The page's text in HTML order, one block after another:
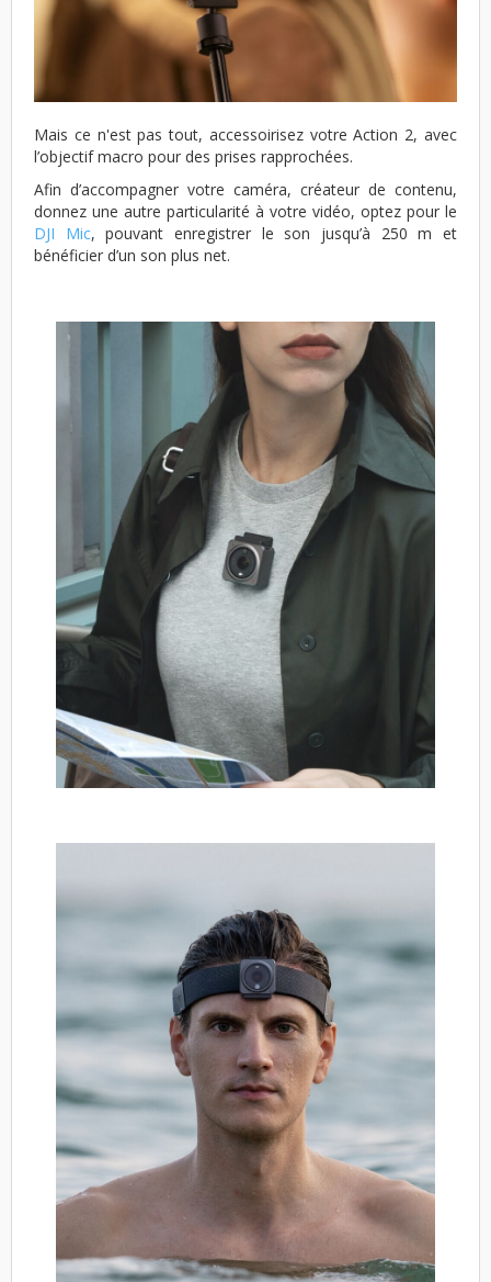
Mais ce n'est pas tout, accessoirisez votre Action 2, avec
l’objectif macro pour des prises rapprochées.
Afin d’accompagner votre caméra, créateur de contenu,
donnez une autre particularité à votre vidéo, optez pour le
DJI Mic, pouvant enregistrer le son jusqu’à 250 m et
bénéficier d’un son plus net.